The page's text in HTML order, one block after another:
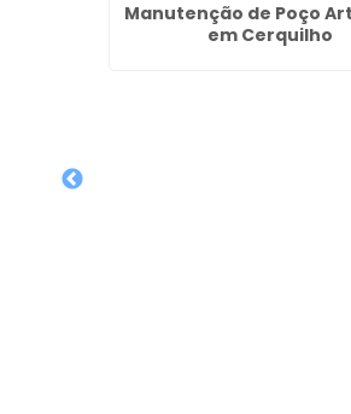
Manutenção de Poço
em Cerquilho